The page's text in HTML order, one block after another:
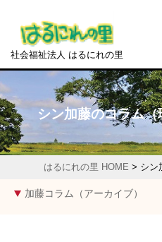
社会福祉法人 はるにれの里
シン加藤のコラム
はるにれの里 HOME > シン
加藤コラム（アーカイブ）